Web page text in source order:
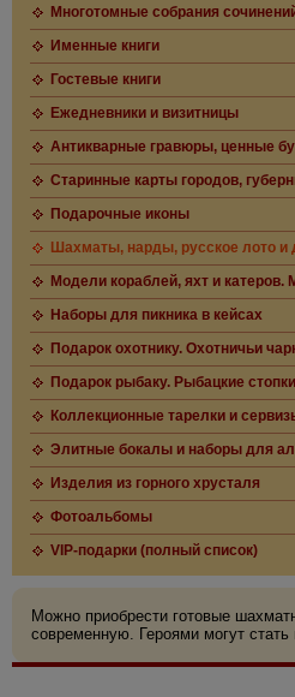
Многотомные собрания
Именные книги
Гостевые книги
Ежедневники и визитницы
Антикварные гравюры, ценные
Старинные карты городов,
Подарочные иконы
Шахматы, нарды, русское лото и
Модели кораблей, яхт и катеров.
Наборы для пикника в кейсах
Подарок охотнику. Охотничьи
Подарок рыбаку. Рыбацкие
Коллекционные тарелки и
Элитные бокалы и наборы для
Изделия из горного хрусталя
Фотоальбомы
VIP-подарки (полный список)
Можно приобрести готовые
современную. Героями могут